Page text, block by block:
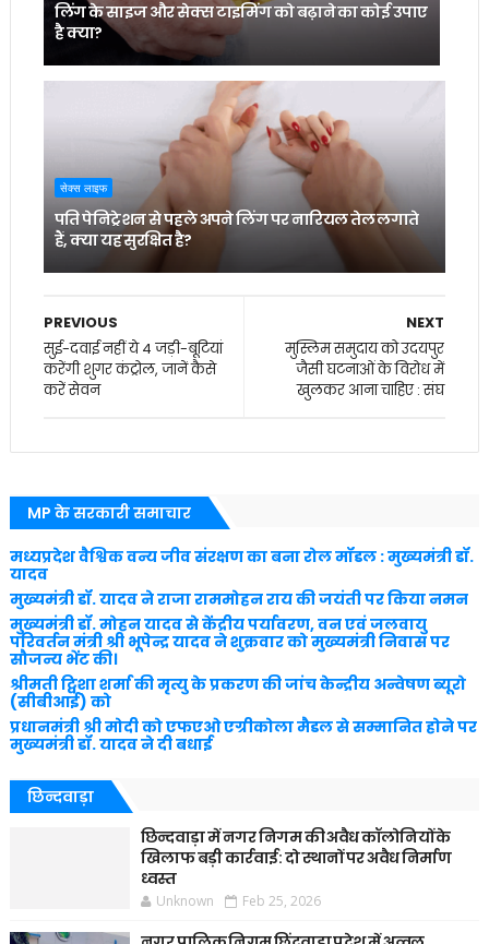
लिंग के साइज और सेक्स टाइमिंग को बढ़ाने का कोई उपाए
है क्या?
सेक्स लाइफ
पति पेनिट्रेशन से पहले अपने लिंग पर नारियल तेल लगाते
हैं, क्या यह सुरक्षित है?
NEXT
मुस्लिम समुदाय को उदयपुर
जैसी घटनाओं के विरोध में
खुलकर आना चाहिए : संघ
PREVIOUS
सुई-दवाई नहीं ये 4 जड़ी-बूटियां
करेंगी शुगर कंट्रोल, जानें कैसे
करें सेवन
MP के सरकारी समाचार
मध्यप्रदेश वैश्विक वन्य जीव संरक्षण का बना रोल मॉडल : मुख्यमंत्री डॉ.
यादव
मुख्यमंत्री डॉ. यादव ने राजा राममोहन राय की जयंती पर किया नमन
मुख्यमंत्री डॉ. मोहन यादव से केंद्रीय पर्यावरण, वन एवं जलवायु
परिवर्तन मंत्री श्री भूपेन्द्र यादव ने शुक्रवार को मुख्यमंत्री निवास पर
सौजन्य भेंट की।
श्रीमती ट्विशा शर्मा की मृत्यु के प्रकरण की जांच केन्द्रीय अन्वेषण ब्यूरो
(सीबीआई) को
प्रधानमंत्री श्री मोदी को एफएओ एग्रीकोला मैडल से सम्मानित होने पर
मुख्यमंत्री डॉ. यादव ने दी बधाई
छिन्दवाड़ा
छिन्दवाड़ा में नगर निगम की अवैध कॉलोनियों के
खिलाफ बड़ी कार्रवाई: दो स्थानों पर अवैध निर्माण
ध्वस्त
Unknown Feb 25, 2026